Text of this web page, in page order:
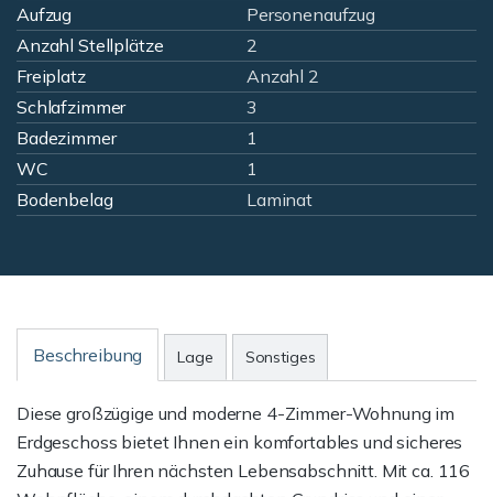
Aufzug
Personenaufzug
Anzahl Stellplätze
2
Freiplatz
Anzahl 2
Schlafzimmer
3
Badezimmer
1
WC
1
Bodenbelag
Laminat
Beschreibung Lage Sonstiges
Diese großzügige und moderne 4-Zimmer-Wohnung im
Erdgeschoss bietet Ihnen ein komfortables und sicheres
Zuhause für Ihren nächsten Lebensabschnitt. Mit ca. 116